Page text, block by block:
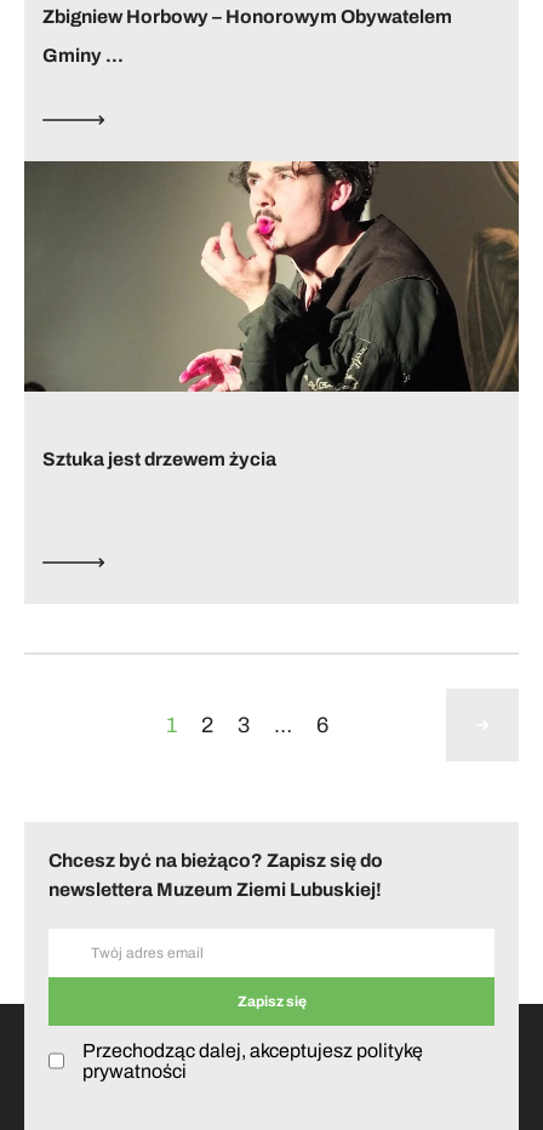
Zbigniew Horbowy – Honorowym Obywatelem
Gminy ...
Sztuka jest drzewem życia
1 2 3 … 6
Chcesz być na bieżąco? Zapisz się do
newslettera Muzeum Ziemi Lubuskiej!
Przechodząc dalej, akceptujesz politykę
prywatności